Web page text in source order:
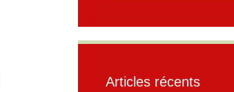
Articles récents